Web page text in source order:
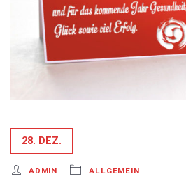
28. DEZ.
ADMIN ALLGEMEIN